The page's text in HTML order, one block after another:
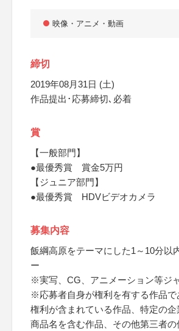
映像・アニメ・動画
締切
2019年08月31日 (土)
作品提出･応募締切､必着
賞
【一般部門】
●最優秀賞 賞金5万円
【ジュニア部門】
●最優秀賞 HDVビデオカメラ
募集内容
飯綱高原をテーマにした1～10分以
ー
※実写、CG、アニメーション等ジ
※応募者自身が権利を有する作品で
権利が含まれている作品、特定の企
商品名を含む作品、その他第三者